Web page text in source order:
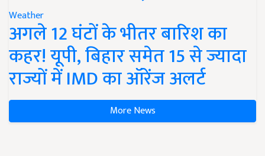
Weather
अगले 12 घंटों के भीतर बारिश का
कहर! यूपी, बिहार समेत 15 से ज्यादा
राज्यों में IMD का ऑरेंज अलर्ट
More News